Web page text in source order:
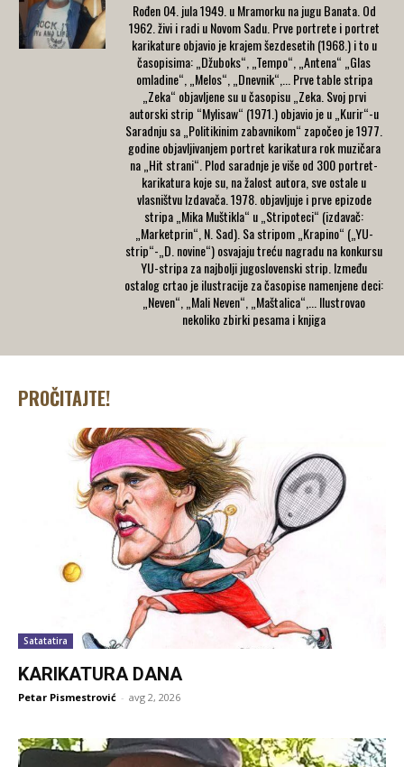
Rođen 04. jula 1949. u Mramorku na jugu Banata. Od
1962. živi i radi u Novom Sadu. Prve portrete i portret
karikature objavio je krajem šezdesetih (1968.) i to u
časopisima: „Džuboks“, „Tempo“, „Antena“ „Glas
omladine“, „Melos“, „Dnevnik“,... Prve table stripa
„Zeka“ objavljene su u časopisu „Zeka. Svoj prvi
autorski strip “Мylisaw“ (1971.) objavio je u „Kurir“-u
Saradnju sa „Politikinim zabavnikom“ započeo je 1977.
godine objavljivanjem portret karikatura rok muzičara
na „Hit strani“. Plod saradnje je više od 300 portret-
karikatura koje su, na žalost autora, sve ostale u
vlasništvu Izdavača. 1978. objavljuje i prve epizode
stripa „Mika Muštikla“ u „Stripoteci“ (izdavač:
„Marketprin“, N. Sad). Sa stripom „Krapino“ („YU-
strip“-„D. novine“) osvajaju treću nagradu na konkursu
YU-stripa za najbolji jugoslovenski strip. Između
ostalog crtao je ilustracije za časopise namenjene deci:
„Neven“, „Mali Neven“, „Maštalica“,... Ilustrovao
nekoliko zbirki pesama i knjiga
PROČITAJTE!
Satatatira
KARIKATURA DANA
Petar Pismestrović - avg 2, 2026